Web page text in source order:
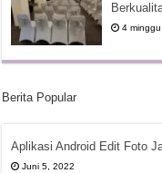
4
Berita Popular
Aplikasi Android Edit Foto
Juni 5, 2022